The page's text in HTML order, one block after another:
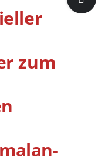
zum
Sliding